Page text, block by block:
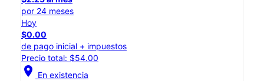
por 24 meses
Hoy
$0.00
de pago inicial + impuestos
Precio total: $54.00
location_on En existencia